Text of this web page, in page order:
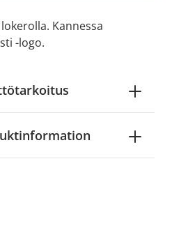
Kannessa
-logo.